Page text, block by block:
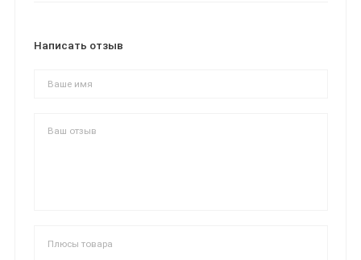
Написать отзыв